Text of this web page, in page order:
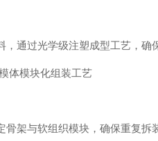
过光学级注塑成型工艺，确
模块化组装工艺
与软组织模块，确保重复拆